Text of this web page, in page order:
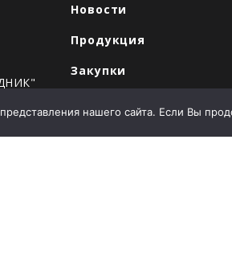
Новости
Продукция
Закупки
нашего сайта. Если Вы